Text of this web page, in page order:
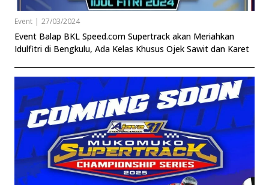
Event | 27/03/2024
Event Balap BKL Speed.com Supertrack akan Meriahkan
Idulfitri di Bengkulu, Ada Kelas Khusus Ojek Sawit dan Karet